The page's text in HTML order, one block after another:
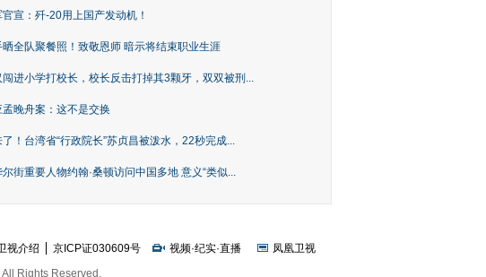
宣：歼-20用上国产发动机！
全队聚餐照！致敬恩师 暗示将结束职业生涯
进小学打校长，校长反击打掉其3颗牙，双双被刑...
晚舟案：这不是交换
！台湾省“行政院长”苏贞昌被泼水，22秒完成...
街重要人物约翰·桑顿访问中国多地 意义“类似...
视介绍 京ICP证030609号 视频·纪实·直播
凤凰卫视
Rights Reserved.